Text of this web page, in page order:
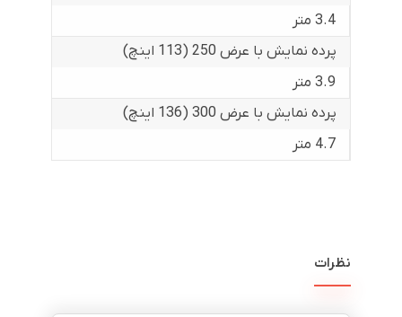
3.4 متر
پرده نمایش با عرض 250 (113 اینچ)
3.9 متر
پرده نمایش با عرض 300 (136 اینچ)
4.7 متر
نظرات